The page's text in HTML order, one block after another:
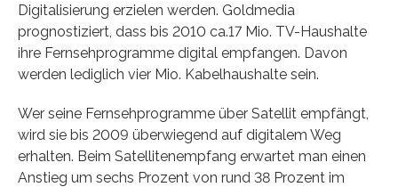
Digitalisierung erzielen werden. Goldmedia
prognostiziert, dass bis 2010 ca.17 Mio. TV-Haushalte
ihre Fernsehprogramme digital empfangen. Davon
werden lediglich vier Mio. Kabelhaushalte sein.
Wer seine Fernsehprogramme über Satellit empfängt,
wird sie bis 2009 überwiegend auf digitalem Weg
erhalten. Beim Satellitenempfang erwartet man einen
Anstieg um sechs Prozent von rund 38 Prozent im